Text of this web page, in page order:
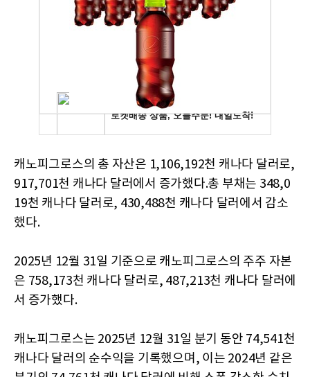
캐노피그로스의 총 자산은 1,106,192천 캐나다 달러로,
917,701천 캐나다 달러에서 증가했다.총 부채는 348,0
19천 캐나다 달러로, 430,488천 캐나다 달러에서 감소
했다.
2025년 12월 31일 기준으로 캐노피그로스의 주주 자본
은 758,173천 캐나다 달러로, 487,213천 캐나다 달러에
서 증가했다.
캐노피그로스는 2025년 12월 31일 분기 동안 74,541천
캐나다 달러의 순수익을 기록했으며, 이는 2024년 같은